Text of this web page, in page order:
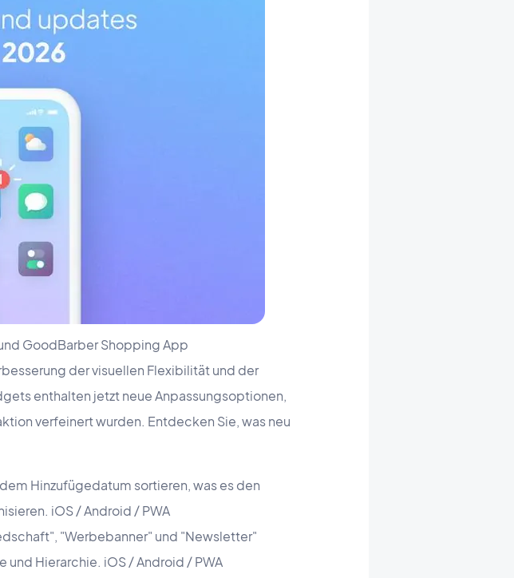
GoodBarber Shopping App
der visuellen Flexibilität und der
enthalten jetzt neue Anpassungsoptionen,
verfeinert wurden. Entdecken Sie, was neu
Hinzufügedatum sortieren, was es den
iOS / Android / PWA
"Werbebanner" und "Newsletter"
und Hierarchie. iOS / Android / PWA